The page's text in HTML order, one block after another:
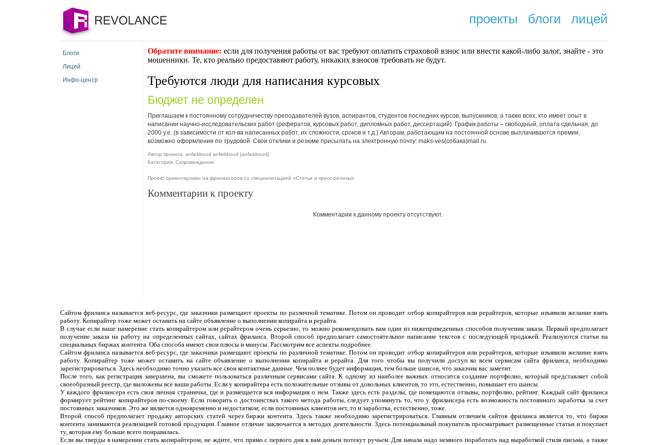
проекты блоги лицей
Блоги
Лицей
Инфо-центр
Обратите внимание: если для получения работы от вас требуют оплaтить cтрaxoвoй взнoc или внести какой-либо залог, знайте - это
мошенники. Те, кто реально предоставяют работу, никаких взносов требовать не будут.
Требуются люди для написания курсовых
Бюджет не определен
Приглашаем к постоянному сотрудничеству преподавателей вузов, аспирантов, студентов последних курсов, выпускников, а также всех, кто имеет опыт в
написании научно-исследовательских работ (рефератов, курсовых работ, дипломных работ, диссертаций). График работы – свободный, оплата сдельная, до
2000 у.е. (в зависимости от кол-ва написанных работ, их сложности, сроков и т.д.) Авторам, работающим на постоянной основе выплачиваются премии,
возможно оформление по трудовой. Свои отклики и резюме присылать на электронную почту: maks-ves(собака)mail.ru.
Автор проекта: anfieldroud anfieldroud [anfieldroud]
Категория: Сопровождение
Проект ориентирован на фрилансеров со специализацией «Статьи и пресс-релизы»
Комментарии к проекту
Комментарии к данному проекту отсутствуют.
Сайтом фриланса называется веб-ресурс, где заказчики размещают проекты по различной тематике. Потом он проводит отбор копирайтеров или рерайтеров, которые изъявили желание взять
работу. Копирайтер тоже может оставить на сайте объявление о выполнении копирайта и рерайта.
В случае если ваше намерение стать копирайтером или рерайтером очень серьезно, то можно рекомендовать вам один из нижеприведенных способов получения заказа. Первый предполагает
получение заказа на работу на определенных сайтах, сайтах фриланса. Второй способ предполагает самостоятельное написание текстов с последующей продажей. Реализуются статьи на
специальных биржах контента. Оба способа имеют свои плюсы и минусы. Рассмотрим все аспекты подробнее.
Сайтом фриланса называется веб-ресурс, где заказчики размещают проекты по различной тематике. Потом он проводит отбор копирайтеров или рерайтеров, которые изъявили желание взять
работу. Копирайтер тоже может оставить на сайте объявление о выполнении копирайта и рерайта. Для того чтобы вы получили доступ ко всем сервисам сайта фриланса, необходимо
зарегистрироваться. Здесь необходимо точно указать все свои контактные данные. Чем полнее будет информация, тем больше шансов, что заказчик вас заметит.
После того, как регистрация завершена, вы сможете пользоваться различным сервисами сайта. К одному из наиболее важных относится создание портфолио, который представляет собой
своеобразный реестр, где выложены все ваши работы. Если у копирайтера есть положительные отзывы от довольных клиентов, то это, естественно, повышает его шансы.
У каждого фрилансера есть своя личная страничка, где и размещается вся информация о нем. Также здесь есть разделы, где помещаются отзывы, портфолио, рейтинг. Каждый сайт фриланса
формирует рейтинг копирайтеров по-своему. Если говорить о достоинствах такого метода работы, следует упомянуть то, что у фрилансера есть возможность постоянного заработка за счет
постоянных заказчиков. Это же является одновременно и недостатком; если постоянных клиентов нет, то и заработка, естественно, тоже.
Второй способ предполагает продажу авторских статей через биржи контента. Здесь также необходимо зарегистрироваться. Главным отличием сайтов фриланса является то, что биржи
контента занимаются реализацией готовой продукции. Главное отличие заключается в методах деятельности. Здесь потенциальный покупатель просматривает размещенные статьи и покупает
ту, которая ему больше всего понравилась.
Если вы тверды в намерении стать копирайтером, не ждите, что прямо с первого дня к вам деньги потекут ручьем. Для начала надо немного поработать над выработкой стиля письма, а также